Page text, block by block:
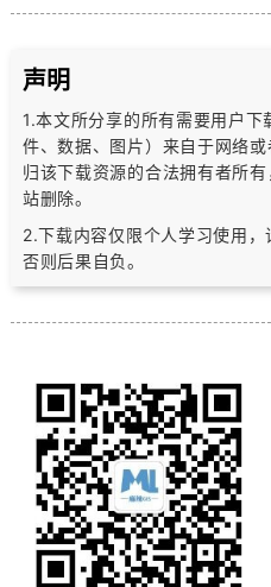
声明
1.本文所分享的所有需要用户
件、数据、图片） 来自于网络
归该下载资源的合法拥有者所有
站删除。
2.下载内容仅限个人学习使用，
否则后果自负。